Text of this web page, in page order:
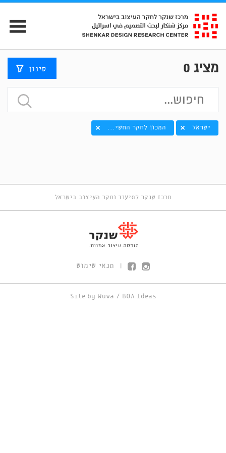
מציג 0 סינון
ישראל המכון לחקר החשי...
מרכז שנקר לתיעוד וחקר העיצוב בישראל
תנאי שימוש
Site by Wuwa / BOA Ideas